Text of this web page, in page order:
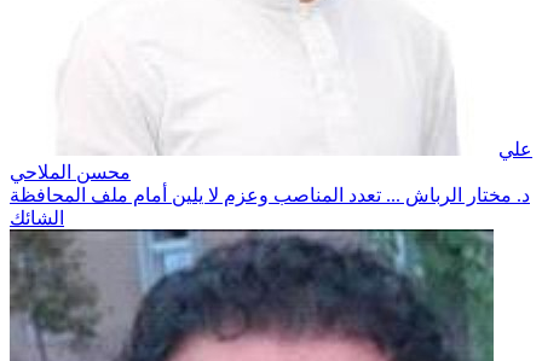
علي
محسن الملاحي
د. مختار الرباش ... تعدد المناصب وعزم لا يلين أمام ملف المحافظة
الشائك